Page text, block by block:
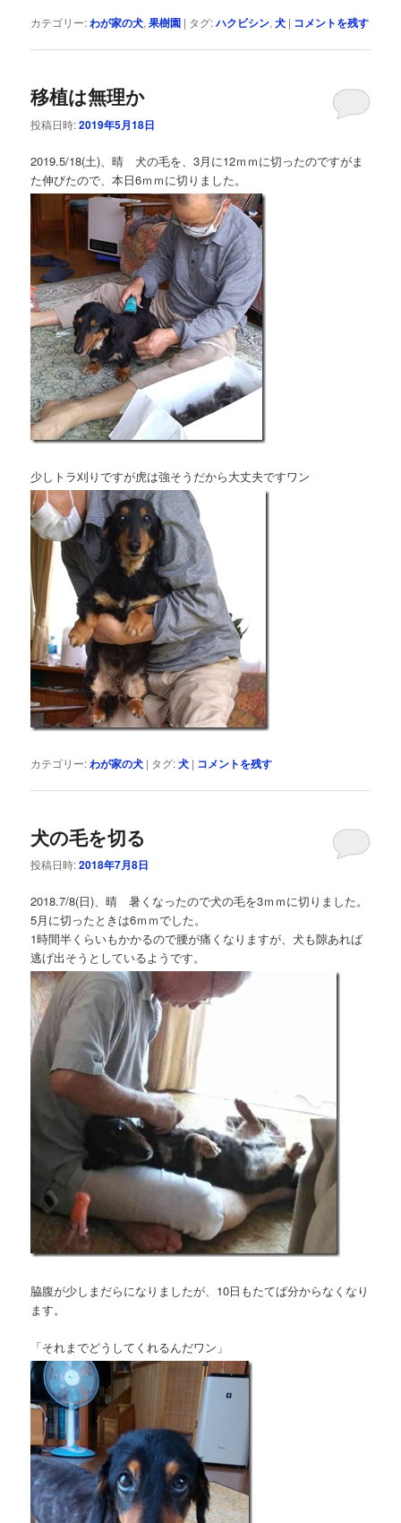
カテゴリー:わが家の犬,果樹園 | タグ:ハクビシン,犬 | コメントを残す
移植は無理か
投稿日時:2019年5月18日
2019.5/18(土)、晴 犬の毛を、3月に12ｍｍに切ったのですがま
た伸びたので、本日6ｍｍに切りました。
少しトラ刈りですが虎は強そうだから大丈夫ですワン
カテゴリー: わが家の犬 | タグ:犬 | コメントを残す
犬の毛を切る
投稿日時:2018年7月8日
2018.7/8(日)、晴 暑くなったので犬の毛を3ｍｍに切りました。
5月に切ったときは6ｍｍでした。
1時間半くらいもかかるので腰が痛くなりますが、犬も隙あれば
逃げ出そうとしているようです。
脇腹が少しまだらになりましたが、10日もたてば分からなくなり
ます。
「それまでどうしてくれるんだワン」